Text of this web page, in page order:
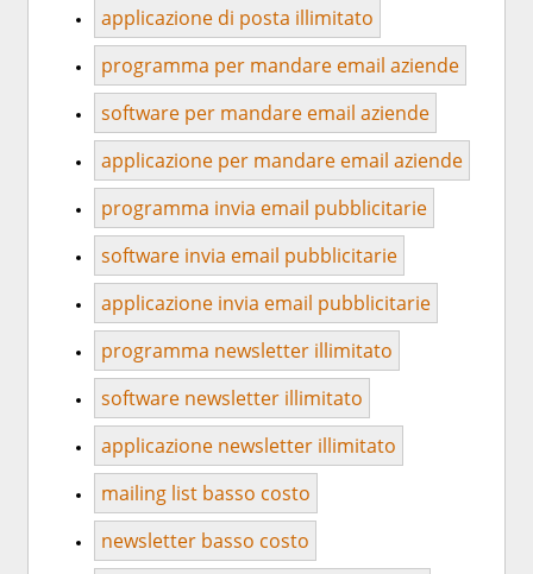
applicazione di posta illimitato
programma per mandare email aziende
software per mandare email aziende
applicazione per mandare email aziende
programma invia email pubblicitarie
software invia email pubblicitarie
applicazione invia email pubblicitarie
programma newsletter illimitato
software newsletter illimitato
applicazione newsletter illimitato
mailing list basso costo
newsletter basso costo